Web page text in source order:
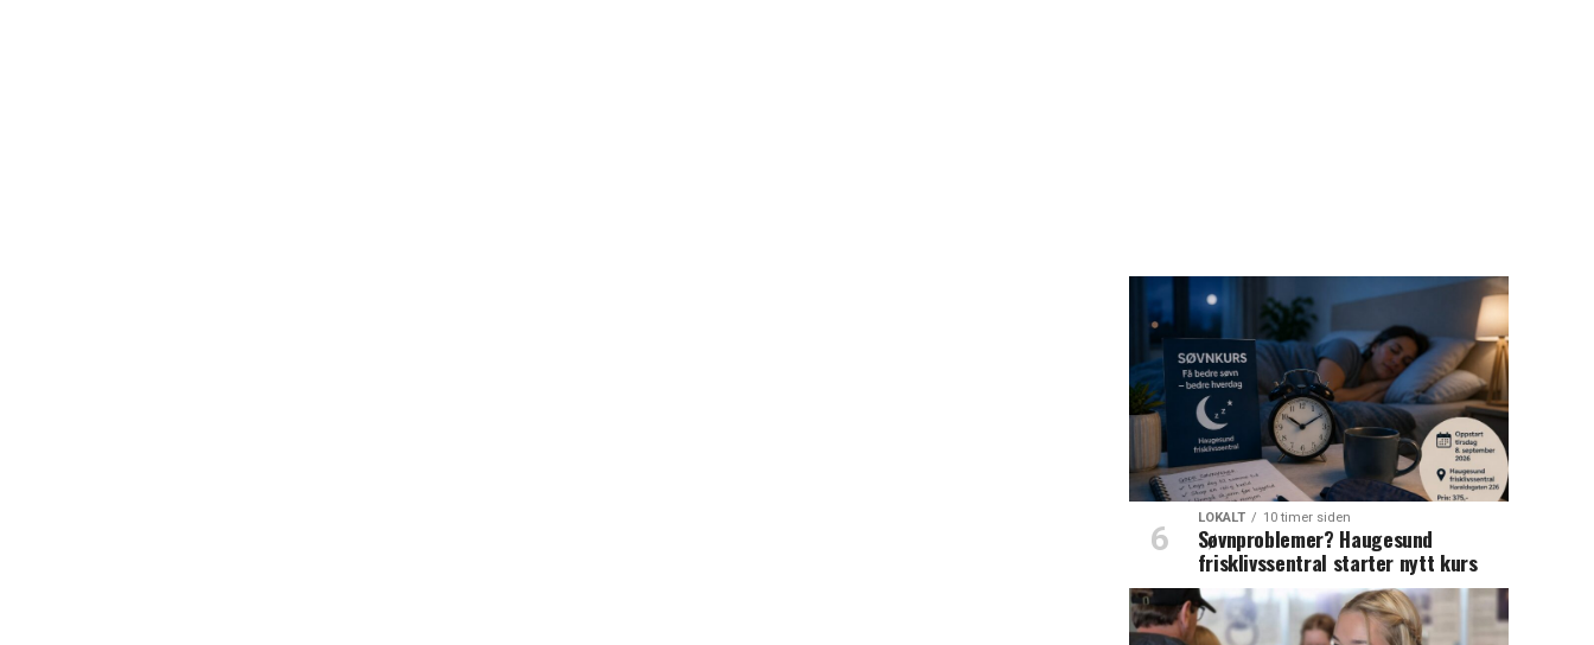
LOKALT 10 timer siden
Søvnproblemer? Haugesund
frisklivssentral starter nytt kurs